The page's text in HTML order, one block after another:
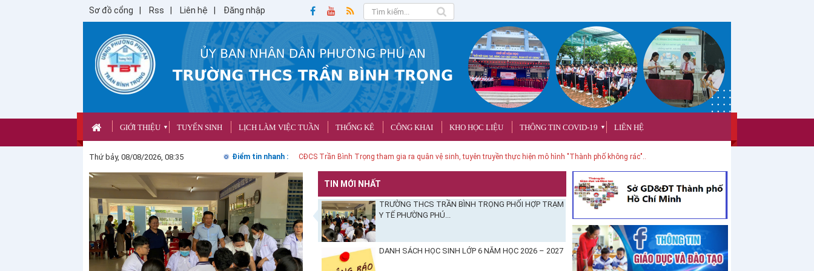
Sơ đồ cổng Rss Liên hệ Đăng nhập
GIỚI THIỆU ▼ TUYỂN SINH LỊCH LÀM VIỆC TUẦN THỐNG KÊ CÔNG KHAI KHO HỌC LIỆU THÔNG TIN COVID-19 ▼ LIÊN HỆ
Thứ bảy, 08/08/2026, 08:35 Điểm tin nhanh : CĐCS Trần Bình Trọng tham gia ra quân vệ sinh, tuyên truyền thực hiện mô hình "Thành phố không rác"...
TIN MỚI NHẤT
TRƯỜNG THCS TRẦN BÌNH TRỌNG PHỐI HỢP TRẠM
Y TẾ PHƯỜNG PHÚ...
DANH SÁCH HỌC SINH LỚP 6 NĂM HỌC 2026 – 2027